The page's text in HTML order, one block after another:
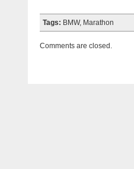
Tags: BMW, Marathon
Comments are closed.